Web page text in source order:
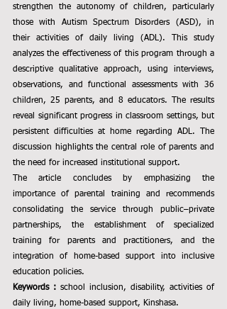
strengthen the autonomy of children, particularly
those with Autism Spectrum Disorders (ASD), in
their activities of daily living (ADL). This study
analyzes the effectiveness of this program through a
descriptive qualitative approach, using interviews,
observations, and functional assessments with 36
children, 25 parents, and 8 educators. The results
reveal significant progress in classroom settings, but
persistent difficulties at home regarding ADL. The
discussion highlights the central role of parents and
the need for increased institutional support.
The article concludes by emphasizing the
importance of parental training and recommends
consolidating the service through public–private
partnerships, the establishment of specialized
training for parents and practitioners, and the
integration of home-based support into inclusive
education policies.
Keywords : school inclusion, disability, activities of
daily living, home-based support, Kinshasa.